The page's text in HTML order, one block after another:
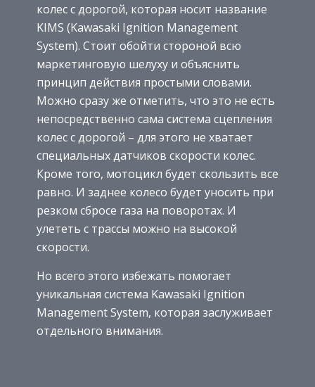
колес с дорогой, которая носит название
KIMS (Kawasaki Ignition Management
System). Стоит обойти стороной всю
маркетинговую шелуху и объяснить
принцип действия простыми словами.
Можно сразу же отметить, что это не есть
непосредственно сама система сцепления
колес с дорогой – для этого не хватает
специальных датчиков скорости колес.
Кроме того, мотоцикл будет скользить все
равно. И заднее колесо будет уносить при
резком сбросе газа на поворотах. И
улететь с трассы можно на высокой
скорости.
Но всего этого избежать помогает
уникальная система Kawasaki Ignition
Management System, которая заслуживает
отдельного внимания.